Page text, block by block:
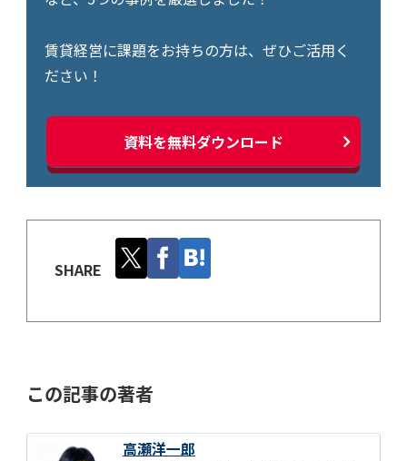
賃貸経営に課題をお持ちの方は、ぜひご活用く
ださい！
資料を無料ダウンロード
SHARE
この記事の著者
高瀬洋一郎